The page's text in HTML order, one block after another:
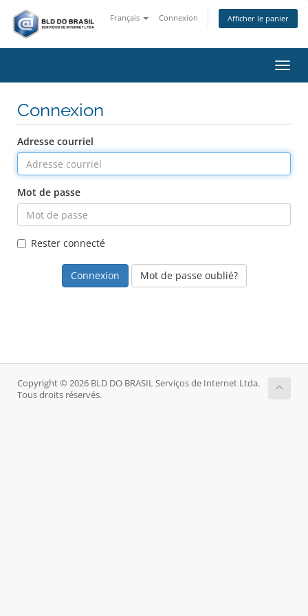
Français Connexion Afficher le panier
Connexion
Adresse courriel
Mot de passe
Rester connecté
Mot de passe oublié?
Copyright © 2026 BLD DO BRASIL Serviços de Internet Ltda.
Tous droits réservés.